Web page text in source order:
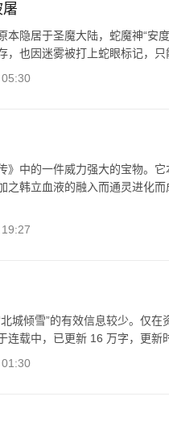
本隐居于圣魔大陆，蛇魔神“安
，也因迷雾被打上蛇眼标记，只
》中的一件威力强大的宝物。
之韩立血液的融入而通灵进化
城倾雪”的有效信息较少。仅
连载中，已更新 16 万字，更新